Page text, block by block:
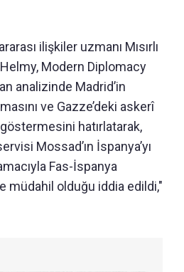
ilişkiler uzmanı Mısırlı
Modern Diplomacy
analizinde Madrid’in
ve Gazze’deki askerî
hatırlatarak,
Mossad’ın İspanya’yı
Fas-İspanya
müdahil olduğu iddia edildi,"